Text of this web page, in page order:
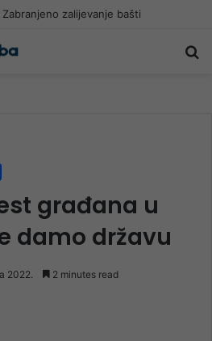
zalijevanje bašti
građana u
damo državu
2022. 2 minutes read